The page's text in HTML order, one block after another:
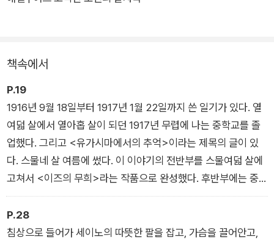
받는다. 〈이즈의 무희〉와 마찬가지로 《소년》은 젊은 가와바타 특
유의 애수와 서정성이 고스란히 담긴 작품이다.
작중에서 작가는 “〈유가시마에서의 추억〉이라는 제목의 글이 있
다. 스물네 살 여름에 썼다. 이 이야기의 전반부를 스물여덟 살에
고쳐서 〈이즈의 무희〉라는 작품으로 완성했다. 후반부에는 중학
시절 기숙사에서 같은 방을 썼던 소년을 향한 사랑의 추억이 적혀
있다.(19쪽)”라고 언급한다. 비슷한 시기에 “소년을 향한 사랑의
추억”으로 완성된 작품이 바로 《소년》인 것이다.
책속에서
P.19
1916년 9월 18일부터 1917년 1월 22일까지 쓴 일기가 있다. 열
여덟 살에서 열아홉 살이 되던 1917년 무렵에 나는 중학교를 졸
업했다. 그리고 <유가시마에서의 추억>이라는 제목의 글이 있
다. 스물네 살 여름에 썼다. 이 이야기의 전반부를 스물여덟 살에
고쳐서 <이즈의 무희>라는 작품으로 완성했다. 후반부에는 중
학 시절 기숙사에서 같은 방을 썼던 소년을 향한 사랑의 추억이
적혀 있다.
P.28
침상으로 들어가 세이노의 따뜻한 팔을 잡고, 가슴을 끌어안고,